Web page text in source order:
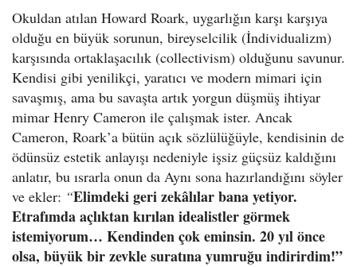
Okuldan atılan Howard Roark, uygarlığın karşı karşıya
olduğu en büyük sorunun, bireyselcilik (İndividualizm)
karşısında ortaklaşacılık (collectivism) olduğunu savunur.
Kendisi gibi yenilikçi, yaratıcı ve modern mimari için
savaşmış, ama bu savaşta artık yorgun düşmüş ihtiyar
mimar Henry Cameron ile çalışmak ister. Ancak
Cameron, Roark’a bütün açık sözlülüğüyle, kendisinin de
ödünsüz estetik anlayışı nedeniyle işsiz güçsüz kaldığını
anlatır, bu ısrarla onun da Aynı sona hazırlandığını söyler
ve ekler: “Elimdeki geri zekâlılar bana yetiyor.
Etrafımda açlıktan kırılan idealistler görmek
istemiyorum… Kendinden çok eminsin. 20 yıl önce
olsa, büyük bir zevkle suratına yumruğu indirirdim!”